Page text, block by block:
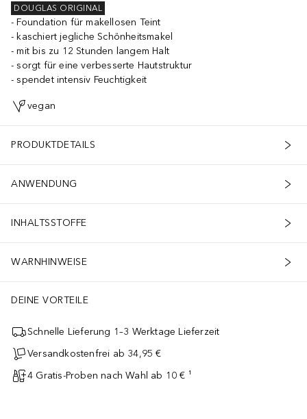
DOUGLAS ORIGINAL
Foundation für makellosen Teint
kaschiert jegliche Schönheitsmakel
mit bis zu 12 Stunden langem Halt
sorgt für eine verbesserte Hautstruktur
spendet intensiv Feuchtigkeit
vegan
PRODUKTDETAILS
ANWENDUNG
INHALTSSTOFFE
WARNHINWEISE
DEINE VORTEILE
Schnelle Lieferung 1–3 Werktage Lieferzeit
Versandkostenfrei ab 34,95 €
4 Gratis-Proben nach Wahl ab 10 € ¹